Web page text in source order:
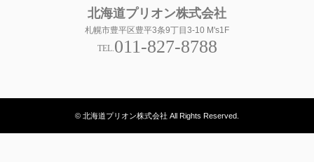
北海道プリオン株式会社
札幌市豊平区豊平3条9丁目3-10 M's1F
TEL.011-827-8788
© 北海道プリオン株式会社 All Rights Reserved.